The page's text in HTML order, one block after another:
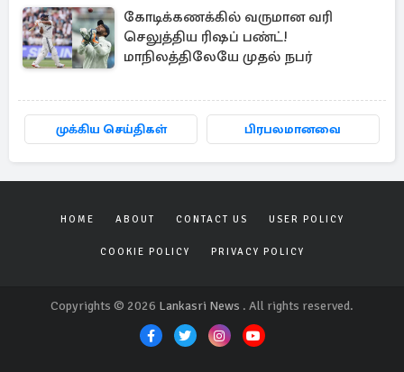
கோடிக்கணக்கில் வருமான வரி
செலுத்திய ரிஷப் பண்ட்!
மாநிலத்திலேயே முதல் நபர்
முக்கிய செய்திகள் பிரபலமானவை
HOME ABOUT CONTACT US USER POLICY
COOKIE POLICY PRIVACY POLICY
Copyrights © 2026 Lankasri News . All rights reserved.